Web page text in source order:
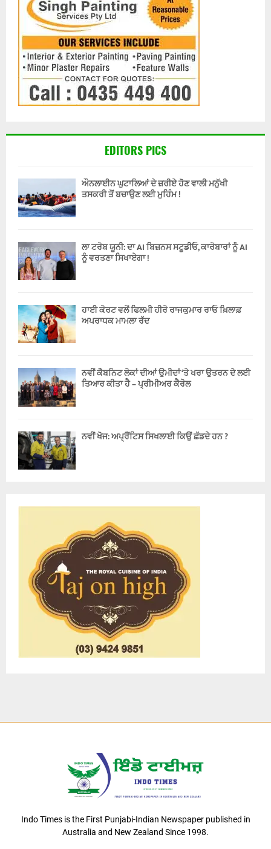
EDITORS PICS
ਔਨਲਾਈਨ ਘੁਟਾਲਿਆਂ ਦੇ ਜ਼ਰੀਏ ਹੋਣ ਵਾਲੀ ਮਨੁੱਖੀ
ਤਸਕਰੀ ਤੋਂ ਬਚਾਉਣ ਲਈ ਮੁਹਿੰਮ !
ਲਾ ਟਰੋਬ ਯੂਨੀ: ਦਾ AI ਬਿਜ਼ਨਸ ਸਟੂਡੀਓ, ਕਾਰੋਬਾਰਾਂ ਨੂੰ AI
ਨੂੰ ਵਰਤਣਾ ਸਿਖਾਏਗਾ !
ਹਾਈ ਕੋਰਟ ਵਲੋਂ ਫਿਲਮੀ ਹੀਰੋ ਰਾਜਕੁਮਾਰ ਰਾਓ ਖ਼ਿਲਾਫ਼
ਅਪਰਾਧਕ ਮਾਮਲਾ ਰੱਦ
ਨਵੀਂ ਕੈਬਨਿਟ ਲੋਕਾਂ ਦੀਆਂ ਉਮੀਦਾਂ ‘ਤੇ ਖਰਾ ਉਤਰਨ ਦੇ ਲਈ
ਤਿਆਰ ਕੀਤਾ ਹੈ – ਪ੍ਰੀਮੀਅਰ ਕੈਰੋਲ
ਨਵੀਂ ਖੋਜ: ਅਪ੍ਰੈਂਟਿਸ ਸਿਖਲਾਈ ਕਿਉਂ ਛੱਡਦੇ ਹਨ ?
Indo Times is the First Punjabi-Indian Newspaper published in
Australia and New Zealand Since 1998.